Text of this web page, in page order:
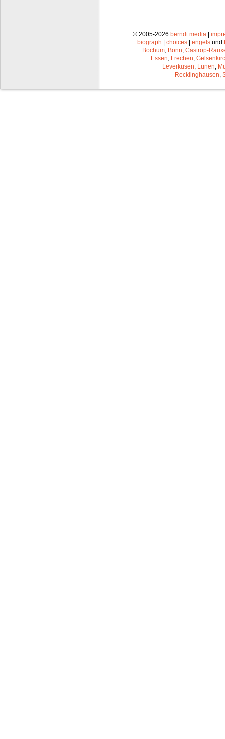
© 2005-2026 berndt media |
biograph | choices | engels und
Bochum Bonn Castrop-
Essen Frechen
Leverkusen Lünen
Recklinghausen